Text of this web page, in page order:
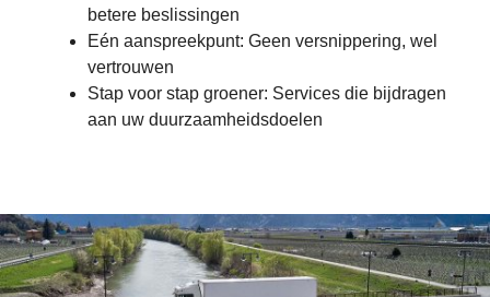
betere beslissingen
Eén aanspreekpunt: Geen versnippering, wel
vertrouwen
Stap voor stap groener: Services die bijdragen
aan uw duurzaamheidsdoelen